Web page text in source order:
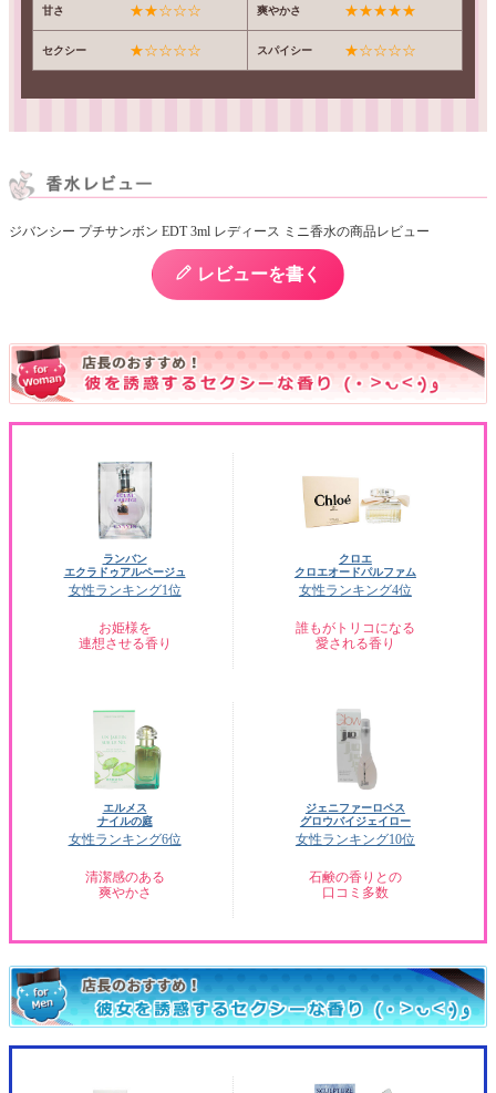
甘さ ★★☆☆☆ 爽やかさ ★★★★★
セクシー ★☆☆☆☆ スパイシー ★☆☆☆☆
ジバンシー プチサンボン EDT 3ml レディース ミニ香水の商品レビュー
レビューを書く
ランバン
エクラドゥアルページュ
女性ランキング1位
お姫様を
連想させる香り
クロエ
クロエオードパルファム
女性ランキング4位
誰もがトリコになる
愛される香り
エルメス
ナイルの庭
女性ランキング6位
清潔感のある
爽やかさ
ジェニファーロペス
グロウバイジェイロー
女性ランキング10位
石鹸の香りとの
口コミ多数